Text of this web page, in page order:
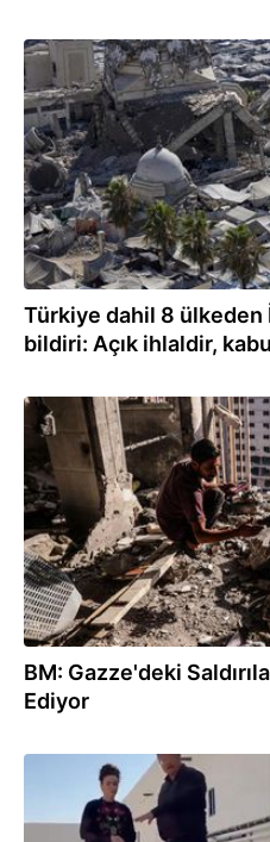
06.08.2026
Türkiye dahil 8 ülkeden
bildiri: Açık ihlaldir,
06.08.2026
BM: Gazze'deki
Ediyor
06.08.2026